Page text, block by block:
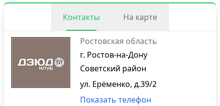
Контакты На карте
Ростовская область
г. Ростов-на-Дону
Советский район
ул. Ерёменко, д.39/2
Показать телефон